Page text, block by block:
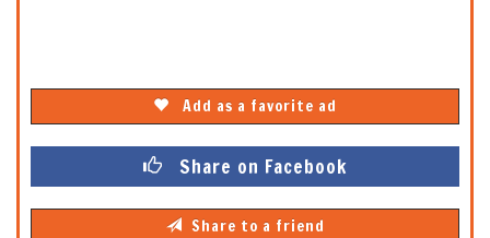
Add as a favorite ad
Share on Facebook
Share to a friend